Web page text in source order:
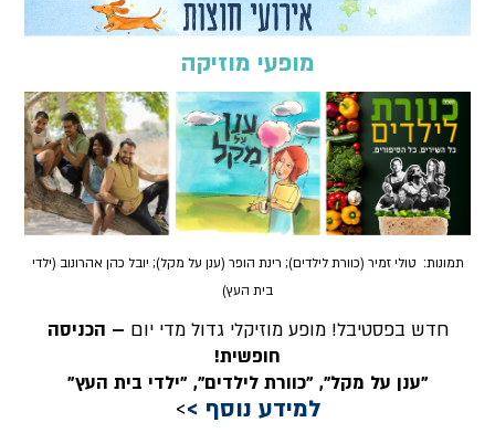
מופעי מוזיקה
תמונות: טולי זמיר (כוורת לילדים); רינת הופר (ענן על מקל); יובל כהן אהרונוב (ילדי
בית העץ)
חדש בפסטיבל! מופע מוזיקלי גדול מדי יום – הכניסה
חופשית!
"ענן על מקל", "כוורת לילדים", "ילדי בית העץ"
למידע נוסף >>